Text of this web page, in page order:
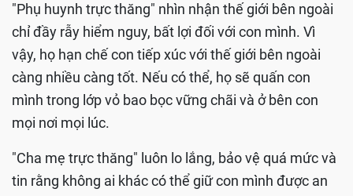
"Phụ huynh trực thăng" nhìn nhận thế giới bên ngoài
chỉ đầy rẫy hiểm nguy, bất lợi đối với con mình. Vì
vậy, họ hạn chế con tiếp xúc với thế giới bên ngoài
càng nhiều càng tốt. Nếu có thể, họ sẽ quấn con
mình trong lớp vỏ bao bọc vững chãi và ở bên con
mọi nơi mọi lúc.
"Cha mẹ trực thăng" luôn lo lắng, bảo vệ quá mức và
tin rằng không ai khác có thể giữ con mình được an